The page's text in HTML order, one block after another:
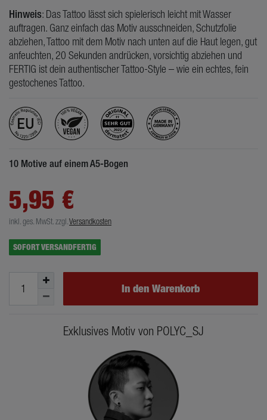
Hinweis: Das Tattoo lässt sich spielerisch leicht mit Wasser
auftragen. Ganz einfach das Motiv ausschneiden, Schutzfolie
abziehen, Tattoo mit dem Motiv nach unten auf die Haut legen, gut
anfeuchten, 20 Sekunden andrücken, vorsichtig abziehen und
FERTIG ist dein authentischer Tattoo-Style – wie ein echtes, fein
gestochenes Tattoo.
10 Motive auf einem A5-Bogen
5,95 €
inkl. ges. MwSt.zzgl.Versandkosten
SOFORT VERSANDFERTIG
In den Warenkorb
Exklusives Motiv von POLYC_SJ